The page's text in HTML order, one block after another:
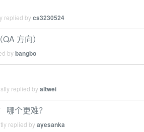
replied bycs3230524
方向）
bybangbo
replied byaltwei
哪个更难？
replied byayesanka